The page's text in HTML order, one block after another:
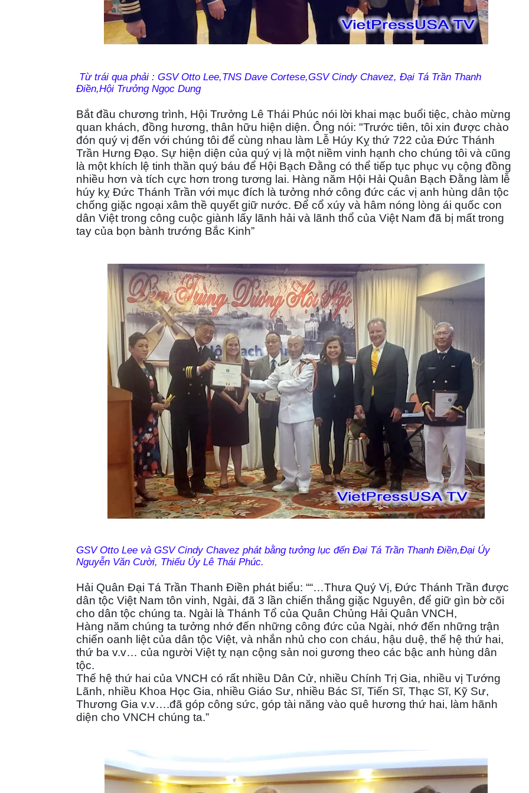
Từ trái qua phải : GSV Otto Lee,TNS Dave Cortese,GSV Cindy Chavez, Đại Tá Trần Thanh
Điền,Hội Trưởng Ngọc Dung
Bắt đầu chương trình, Hội Trưởng Lê Thái Phúc nói lời khai mạc buổi tiệc, chào mừng
quan khách, đồng hương, thân hữu hiện diện. Ông nói: "Trước tiên, tôi xin được chào
đón quý vị đến với chúng tôi để cùng nhau làm Lễ Húy Kỵ thứ 722 của Đức Thánh
Trần Hưng Đạo. Sự hiện diện của quý vị là một niềm vinh hạnh cho chúng tôi và cũng
là một khích lệ tinh thần quý báu để Hội Bạch Đằng có thể tiếp tục phục vụ cộng đồng
nhiều hơn và tích cực hơn trong tương lai. Hàng năm Hội Hải Quân Bạch Đằng làm lễ
húy kỵ Đức Thánh Trần với mục đích là tưởng nhớ công đức các vị anh hùng dân tộc
chống giặc ngoại xâm thề quyết giữ nước. Để cổ xúy và hâm nóng lòng ái quốc con
dân Việt trong công cuộc giành lấy lãnh hải và lãnh thổ của Việt Nam đã bị mất trong
tay của bọn bành trướng Bắc Kinh”
GSV Otto Lee và GSV Cindy Chavez phát bằng tưởng lục đến Đại Tá Trần Thanh Điền,Đại Úy
Nguyễn Văn Cười, Thiếu Úy Lê Thái Phúc.
Hải Quân Đại Tá Trần Thanh Điền phát biểu: ““…Thưa Quý Vị, Đức Thánh Trần được
dân tộc Việt Nam tôn vinh, Ngài, đã 3 lần chiến thắng giặc Nguyên, để giữ gìn bờ cõi
cho dân tộc chúng ta. Ngài là Thánh Tổ của Quân Chủng Hải Quân VNCH,
Hàng năm chúng ta tưởng nhớ đến những công đức của Ngài, nhớ đến những trận
chiến oanh liệt của dân tộc Việt, và nhắn nhủ cho con cháu, hậu duệ, thế hệ thứ hai,
thứ ba v.v… của người Việt tỵ nạn cộng sản noi gương theo các bậc anh hùng dân
tộc.
Thế hệ thứ hai của VNCH có rất nhiều Dân Cử, nhiều Chính Trị Gia, nhiều vị Tướng
Lãnh, nhiều Khoa Học Gia, nhiều Giáo Sư, nhiều Bác Sĩ, Tiến Sĩ, Thạc Sĩ, Kỹ Sư,
Thương Gia v.v….đã góp công sức, góp tài năng vào quê hương thứ hai, làm hãnh
diện cho VNCH chúng ta.”